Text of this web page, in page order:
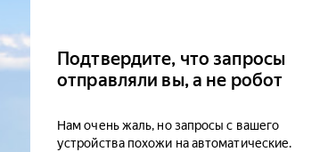
Подтвердите, что запросы
отправляли вы, а не робот
Нам очень жаль, но запросы с вашего
устройства похожи на автоматические.